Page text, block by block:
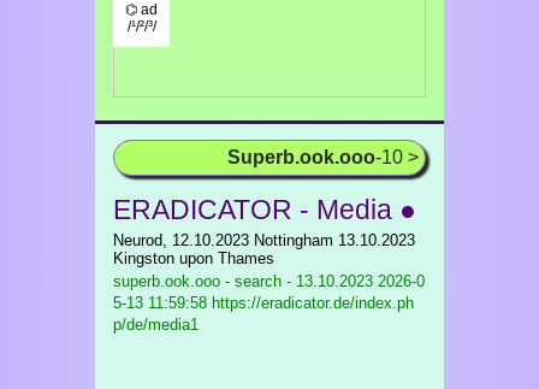
⌬ ad
/¹/²/³/
Superb.ook.ooo-10 >
ERADICATOR - Media ●
Neurod, 12.10.2023 Nottingham 13.10.2023
Kingston upon Thames
superb.ook.ooo - search - 13.10.2023 2026-0
5-13 11:59:58 https://eradicator.de/index.ph
p/de/media1